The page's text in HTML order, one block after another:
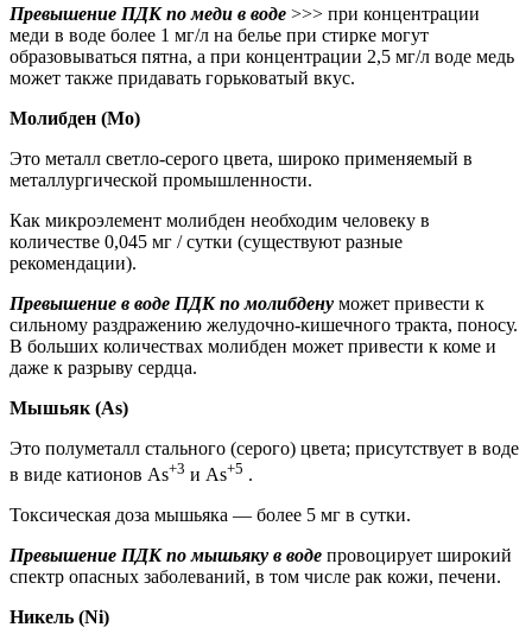
Превышение ПДК по меди в воде >>> при концентрации
меди в воде более 1 мг/л на белье при стирке могут
образовываться пятна, а при концентрации 2,5 мг/л воде медь
может также придавать горьковатый вкус.
Молибден (Mo)
Это металл светло-серого цвета, широко применяемый в
металлургической промышленности.
Как микроэлемент молибден необходим человеку в
количестве 0,045 мг / сутки (существуют разные
рекомендации).
Превышение в воде ПДК по молибдену может привести к
сильному раздражению желудочно-кишечного тракта, поносу.
В больших количествах молибден может привести к коме и
даже к разрыву сердца.
Мышьяк (As)
Это полуметалл стального (серого) цвета; присутствует в воде
в виде катионов As+3 и As+5 .
Токсическая доза мышьяка — более 5 мг в сутки.
Превышение ПДК по мышьяку в воде провоцирует широкий
спектр опасных заболеваний, в том числе рак кожи, печени.
Никель (Ni)